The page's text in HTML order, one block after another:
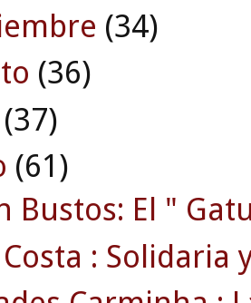
(34)
(36)
(37)
(61)
Bustos: El "
: Solidaria